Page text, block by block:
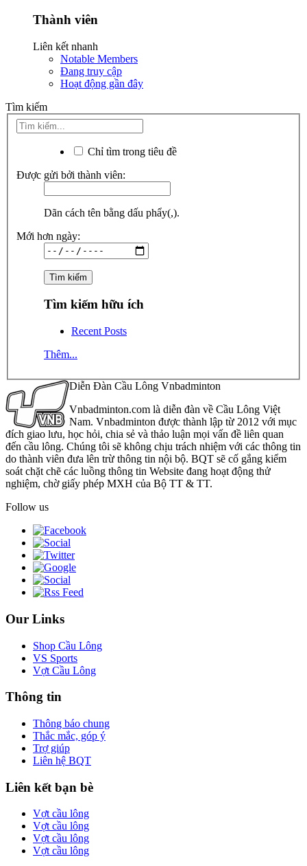
Thành viên
Liên kết nhanh
Notable Members
Đang truy cập
Hoạt động gần đây
Tìm kiếm
Chỉ tìm trong tiêu đề
Được gửi bởi thành viên:
Dãn cách tên bằng dấu phẩy(,).
Mới hơn ngày:
Tìm kiếm hữu ích
Recent Posts
Thêm...
Diễn Đàn Cầu Lông Vnbadminton
Vnbadminton.com là diễn đàn về Cầu Lông Việt
Nam. Vnbadminton được thành lập từ 2012 với mục
đích giao lưu, học hỏi, chia sẻ và thảo luận mọi vấn đề liên quan
đến cầu lông. Chúng tôi sẽ không chịu trách nhiệm với các thông tin
do thành viên đưa lên trừ thông tin nội bộ. BQT sẽ cố gắng kiểm
soát chặt chẽ các luồng thông tin Website đang hoạt động thử
nghiệm, chờ giấy phép MXH của Bộ TT & TT.
Follow us
Our Links
Shop Cầu Lông
VS Sports
Vợt Cầu Lông
Thông tin
Thông báo chung
Thắc mắc, góp ý
Trợ giúp
Liên hệ BQT
Liên kết bạn bè
Vợt cầu lông
Vợt cầu lông
Vợt cầu lông
Vợt cầu lông